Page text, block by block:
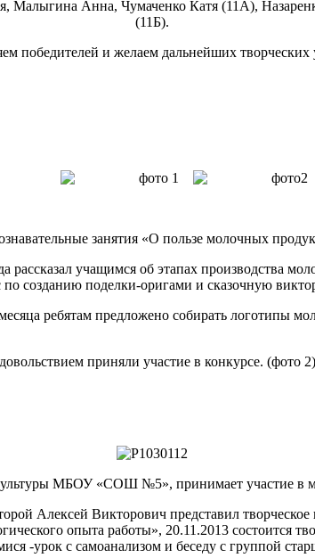
Малыгина Анна, Чумаченко Катя (11А),
(11Б).
победителей и желаем дальнейших творческих
занятия «О пользе молочных
рассказал учащимся об этапах производства
по созданию поделки-оригами и сказочную
ребятам предложено собирать логотипы
приняли участие в конкурсе. (фото 2)
МБОУ «СОШ №5», принимает участие в
Алексей Викторович представил
опыта работы», 20.11.2013 состоится
-урок с самоанализом и беседу с группой